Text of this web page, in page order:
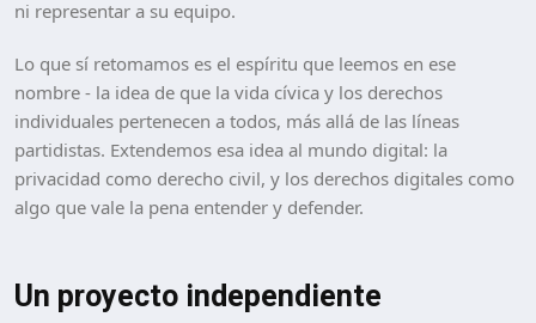
ni representar a su equipo.
Lo que sí retomamos es el espíritu que leemos en ese
nombre - la idea de que la vida cívica y los derechos
individuales pertenecen a todos, más allá de las líneas
partidistas. Extendemos esa idea al mundo digital: la
privacidad como derecho civil, y los derechos digitales como
algo que vale la pena entender y defender.
Un proyecto independiente